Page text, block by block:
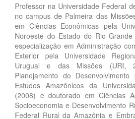
Professor na Universidade Federal
no campus de Palmeira das
em Ciências Econômicas pela
Noroeste do Estado do Rio
especialização em Administração
Exterior pela Universidade
Uruguai e das Missões (URI,
Planejamento do
Estudos Amazônicos da
(2008) e doutorado em Ciências
Socioeconomia e Desenvolvimento
Federal Rural da Amazônia e